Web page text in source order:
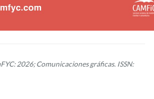
2026; Comunicaciones gráficas. ISSN: